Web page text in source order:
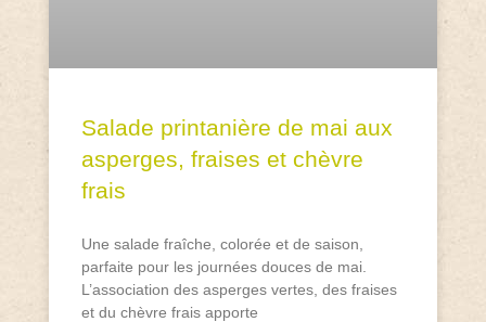
Salade printanière de mai aux
asperges, fraises et chèvre
frais
Une salade fraîche, colorée et de saison,
parfaite pour les journées douces de mai.
L’association des asperges vertes, des fraises
et du chèvre frais apporte